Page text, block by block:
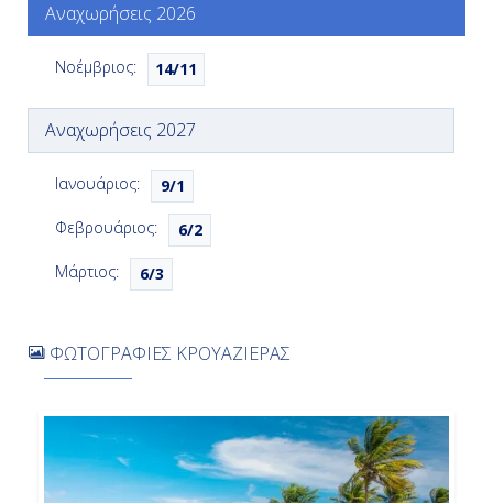
Ημέρα 9η
Αναχωρήσεις 2026
Νοέμβριος: 14/11
Αναχωρήσεις 2027
Ιανουάριος:
9/1
Φεβρουάριος:
6/2
Μάρτιος:
6/3
ΦΩΤΟΓΡΑΦΙΕΣ ΚΡΟΥΑΖΙΕΡΑΣ